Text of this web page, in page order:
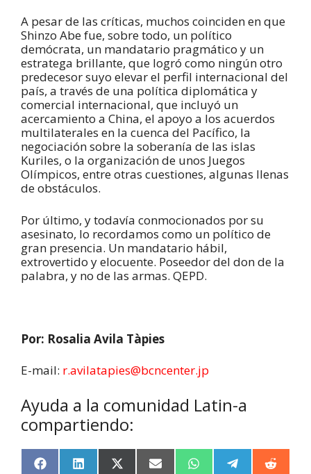
A pesar de las críticas, muchos coinciden en que
Shinzo Abe fue, sobre todo, un político
demócrata, un mandatario pragmático y un
estratega brillante, que logró como ningún otro
predecesor suyo elevar el perfil internacional del
país, a través de una política diplomática y
comercial internacional, que incluyó un
acercamiento a China, el apoyo a los acuerdos
multilaterales en la cuenca del Pacífico, la
negociación sobre la soberanía de las islas
Kuriles, o la organización de unos Juegos
Olímpicos, entre otras cuestiones, algunas llenas
de obstáculos.
Por último, y todavía conmocionados por su
asesinato, lo recordamos como un político de
gran presencia. Un mandatario hábil,
extrovertido y elocuente. Poseedor del don de la
palabra, y no de las armas. QEPD.
Por: Rosalia Avila Tàpies
E-mail: r.avilatapies@bcncenter.jp
Ayuda a la comunidad Latin-a
compartiendo:
F L X E W R